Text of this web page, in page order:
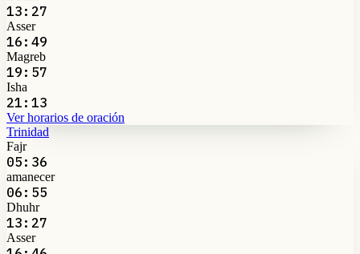
13:27
Asser
16:49
Magreb
19:57
Isha
21:13
Ver horarios de oración
Trinidad
Fajr
05:36
amanecer
06:55
Dhuhr
13:27
Asser